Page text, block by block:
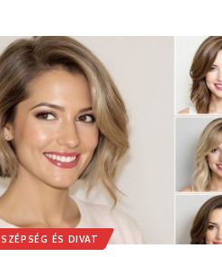
SZÉPSÉG ÉS DIVAT